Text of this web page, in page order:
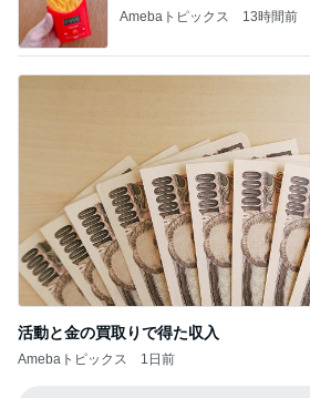
Amebaトピックス 13時間前
活動と金の買取りで得た収入
Amebaトピックス 1日前